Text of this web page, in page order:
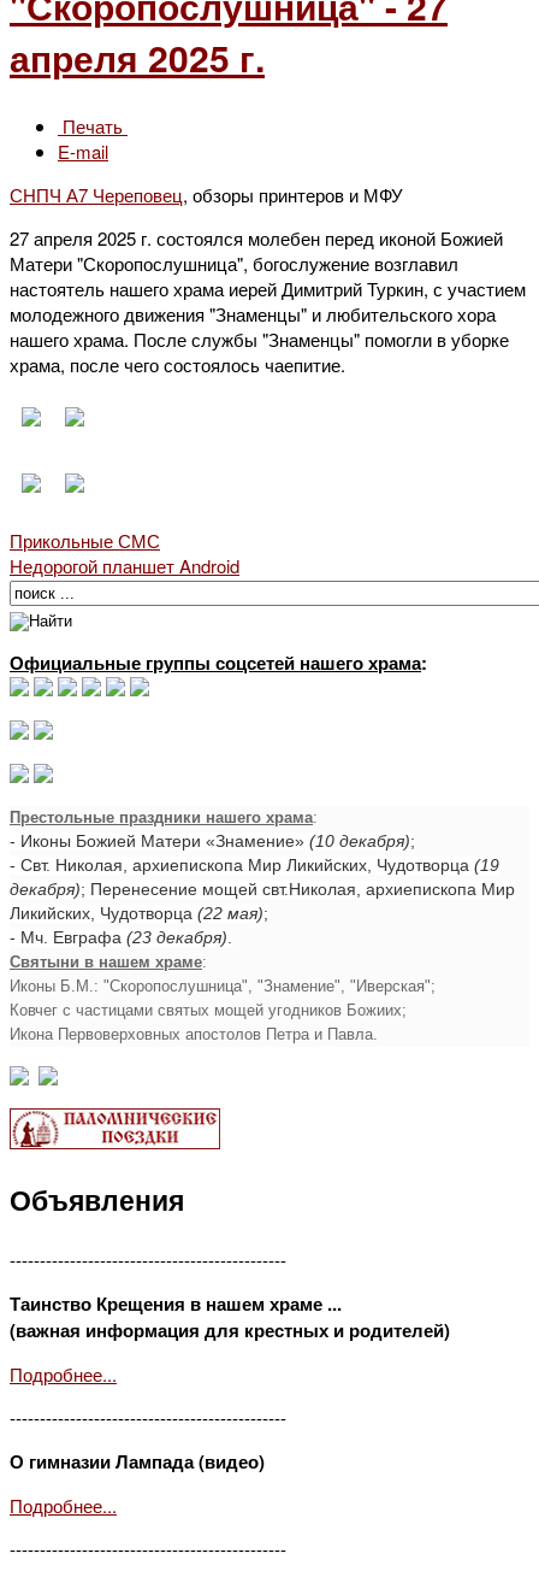
апреля 2025 г.
Печать
E-mail
СНПЧ А7 Череповец, обзоры принтеров и МФУ
27 апреля 2025 г. состоялся молебен перед иконой Божией
Матери "Скоропослушница", богослужение возглавил
настоятель нашего храма иерей Димитрий Туркин, с участием
молодежного движения "Знаменцы" и любительского хора
нашего храма. После службы "Знаменцы" помогли в уборке
храма, после чего состоялось чаепитие.
Прикольные СМС
Недорогой планшет Android
Официальные группы соцсетей нашего храма:
Престольные праздники нашего храма:
- Иконы Божией Матери «Знамение» (10 декабря);
- Свт. Николая, архиепископа Мир Ликийских, Чудотворца (19
декабря); Перенесение мощей свт.Николая, архиепископа Мир
Ликийских, Чудотворца (22 мая);
- Мч. Евграфа (23 декабря)
Святыни в нашем храме:
Иконы Б.М.: "Скоропослушница", "Знамение", "Иверская";
Ковчег с частицами святых мощей угодников Божиих;
Икона Первоверховных апостолов Петра и Павла.
Объявления
----------------------------------------------
Таинство Крещения в нашем храме ...
(важная информация для крестных и родителей)
Подробнее...
----------------------------------------------
О гимназии Лампада (видео)
Подробнее...
----------------------------------------------